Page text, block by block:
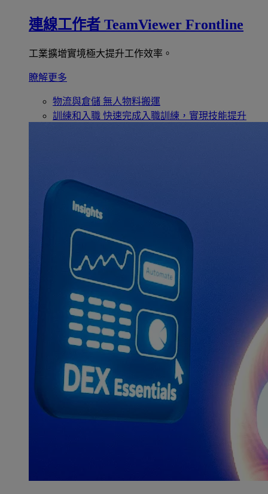
連線工作者 TeamViewer Frontline
工業擴增實境極大提升工作效率。
瞭解更多
物流與倉儲 無人物料搬運
訓練和入職 快速完成入職訓練，實現技能提升